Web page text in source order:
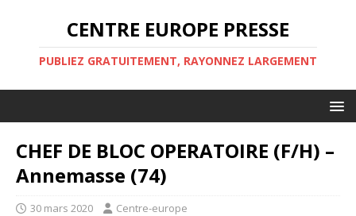
CENTRE EUROPE PRESSE
PUBLIEZ GRATUITEMENT, RAYONNEZ LARGEMENT
CHEF DE BLOC OPERATOIRE (F/H) –
Annemasse (74)
30 mars 2020 Centre-europe